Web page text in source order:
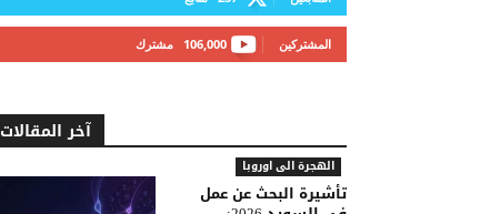
106,000 مشترك المشتركين
آخر المقالات
الهجرة الى اوروبا
تأشيرة البحث عن عمل